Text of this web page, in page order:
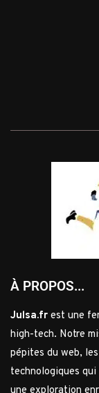
À PROPOS...
Julsa.fr est une
high-tech. Notre
pépites du web,
technologiques